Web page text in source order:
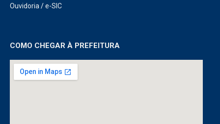
Ouvidoria /e-SIC
COMO CHEGAR À PREFEITURA